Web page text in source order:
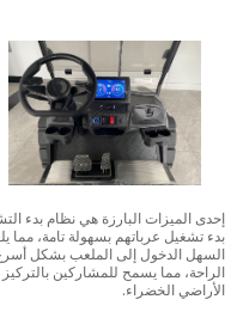
إحدى الميزات البارزة هي نظام بدء
بدء تشغيل عرباتهم بسهولة تامة، مما
السهل الدخول إلى الملعب بشكل أسرع.
الراحة، مما يسمح للمشاركين
الأراضي الخضراء.